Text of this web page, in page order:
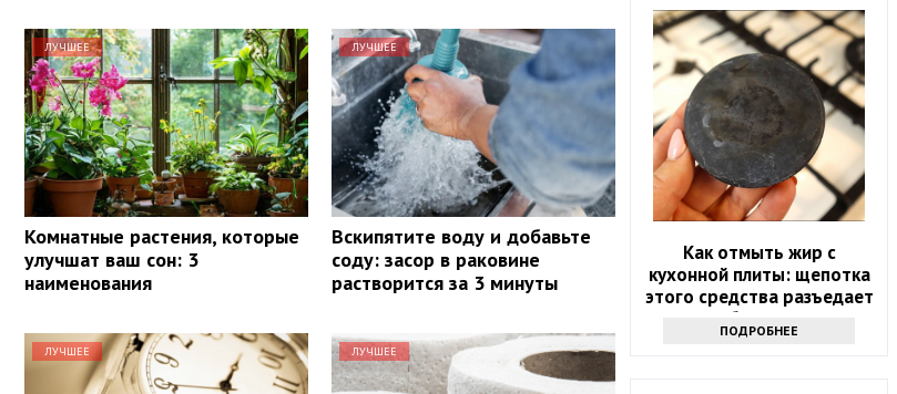
ЛУЧШЕЕ
Комнатные растения, которые
улучшат ваш сон: 3
наименования
ЛУЧШЕЕ
Вскипятите воду и добавьте
соду: засор в раковине
растворится за 3 минуты
ЛУЧШЕЕ ЛУЧШЕЕ
Как отмыть жир с
кухонной плиты: щепотка
этого средства разъедает
любую грязь
ПОДРОБНЕЕ